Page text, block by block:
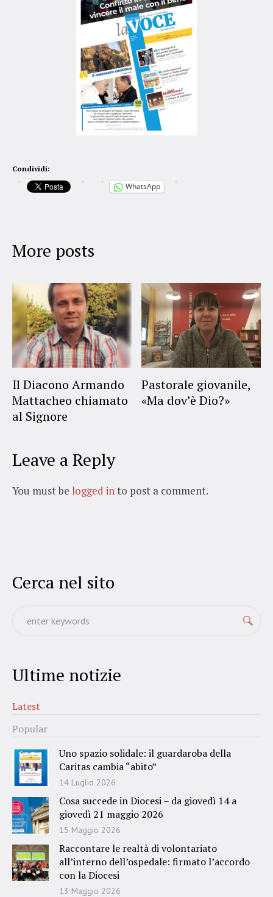
Condividi:
WhatsApp
More posts
Il Diacono Armando
Mattacheo chiamato
al Signore
Pastorale giovanile,
«Ma dov’è Dio?»
Leave a Reply
You must be logged in to post a comment.
Cerca nel sito
Ultime notizie
Latest
Popular
Uno spazio solidale: il guardaroba della
Caritas cambia “abito”
14 Luglio 2026
Cosa succede in Diocesi – da giovedì 14 a
giovedì 21 maggio 2026
15 Maggio 2026
Raccontare le realtà di volontariato
all’interno dell’ospedale: firmato l’accordo
con la Diocesi
13 Maggio 2026